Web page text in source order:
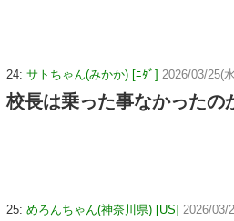
24: サトちゃん(みかか) [ﾆﾀﾞ] 2026/03/25(
校長は乗った事なかったの
25: めろんちゃん(神奈川県) [US] 2026/03/